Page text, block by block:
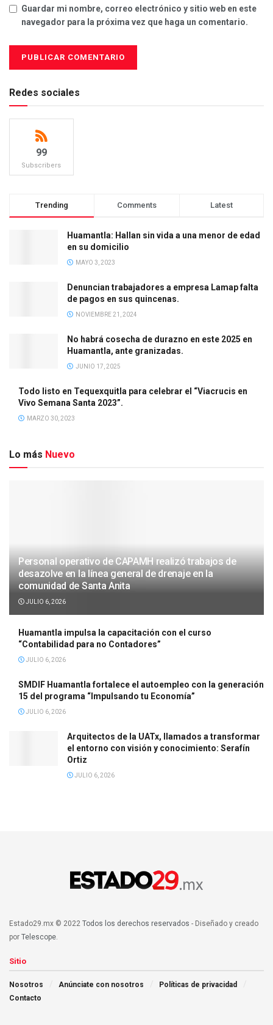
Guardar mi nombre, correo electrónico y sitio web en este
navegador para la próxima vez que haga un comentario.
Redes sociales
99
Subscribers
Trending Comments Latest
Huamantla: Hallan sin vida a una menor de edad
en su domicilio
MAYO 3, 2023
Denuncian trabajadores a empresa Lamap falta
de pagos en sus quincenas.
NOVIEMBRE 21, 2024
No habrá cosecha de durazno en este 2025 en
Huamantla, ante granizadas.
JUNIO 17, 2025
Todo listo en Tequexquitla para celebrar el “Viacrucis en
Vivo Semana Santa 2023”.
MARZO 30, 2023
Lo más Nuevo
Personal operativo de CAPAMH realizó trabajos de
desazolve en la línea general de drenaje en la
comunidad de Santa Anita
JULIO 6, 2026
Huamantla impulsa la capacitación con el curso
“Contabilidad para no Contadores”
JULIO 6, 2026
SMDIF Huamantla fortalece el autoempleo con la generación
15 del programa “Impulsando tu Economía”
JULIO 6, 2026
Arquitectos de la UATx, llamados a transformar
el entorno con visión y conocimiento: Serafín
Ortiz
JULIO 6, 2026
Estado29.mx © 2022 Todos los derechos reservados - Diseñado y creado
por Telescope
Sitio
Nosotros Anúnciate con nosotros
Políticas de privacidad
Contacto